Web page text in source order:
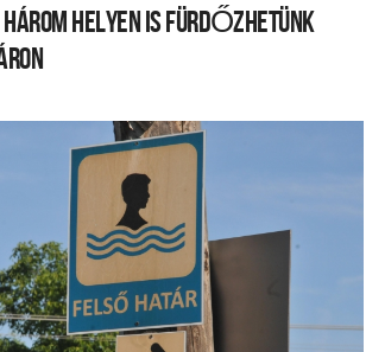
HELYEN IS FÜRDŐZHETÜNK